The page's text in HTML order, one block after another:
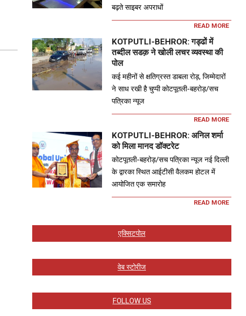
बढ़ते साइबर अपराधों
READ MORE
KOTPUTLI-BEHROR: गड्ढों में
तब्दील सडक़ ने खोली लचर व्यवस्था की
पोल
कई महीनों से क्षतिग्रस्त डाबला रोड़, जिम्मेदारों
ने साध रखी है चुप्पी कोटपूतली-बहरोड़/सच
पत्रिका न्यूज
READ MORE
KOTPUTLI-BEHROR: अनिल शर्मा
को मिला मानद डॉक्टरेट
कोटपूतली-बहरोड़/सच पत्रिका न्यूज नई दिल्ली
के द्वारका स्थित आईटीसी वैलकम होटल में
आयोजित एक समारोह
READ MORE
एक्सिटपोल
वेब स्टोरीज
FOLLOW US